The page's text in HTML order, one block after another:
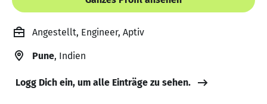
Angestellt, Engineer, Aptiv
Pune, Indien
Logg Dich ein, um alle Einträge zu sehen.